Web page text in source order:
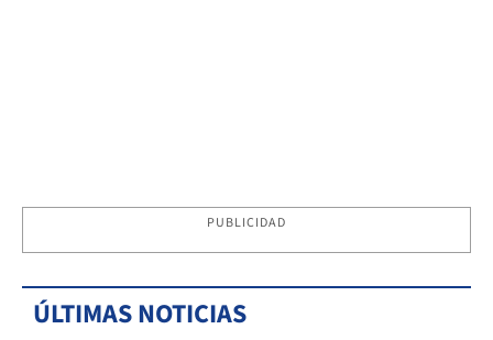
PUBLICIDAD
ÚLTIMAS NOTICIAS